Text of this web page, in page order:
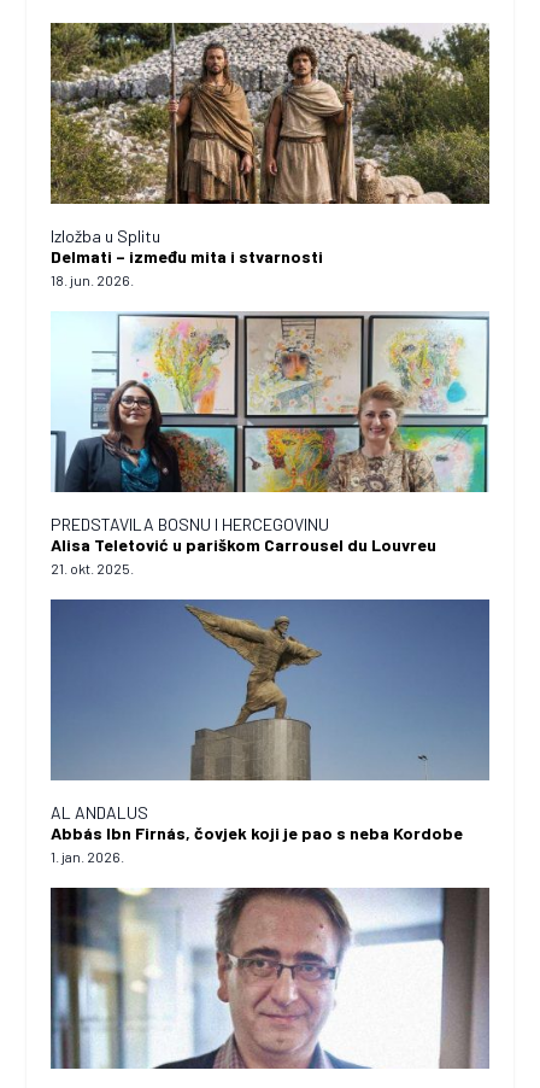
Izložba u Splitu
Delmati – između mita i stvarnosti
18. jun. 2026.
PREDSTAVILA BOSNU I HERCEGOVINU
Alisa Teletović u pariškom Carrousel du Louvreu
21. okt. 2025.
AL ANDALUS
Abbás Ibn Firnás, čovjek koji je pao s neba Kordobe
1. jan. 2026.